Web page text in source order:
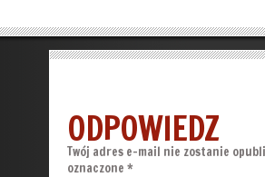
ODPOWIEDZ
Twój adres e-mail nie zostanie
oznaczone *